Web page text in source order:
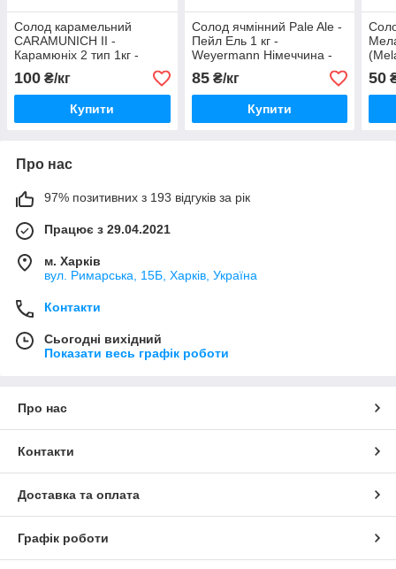
Солод карамельний
CARAMUNICH II -
Карамюніх 2 тип 1кг -
Weyermann Німеччина
100 ₴/кг
Купити
Солод ячмінний Pale Ale -
Пейл Ель 1 кг -
Weyermann Німеччина -
базовий солод для
пивоваріння
85₴/кг
Купити
50
Про нас
97% позитивних з 193 відгуків за рік
Працює з 29.04.2021
м. Харків
вул. Римарська, 15Б, Харків, Україна
Контакти
Сьогодні вихідний
Показати весь графік роботи
Про нас
Контакти
Доставка та оплата
Графік роботи